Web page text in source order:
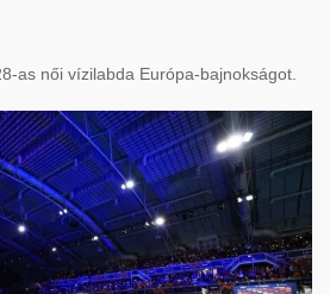
as női vízilabda Európa-bajnokságot.